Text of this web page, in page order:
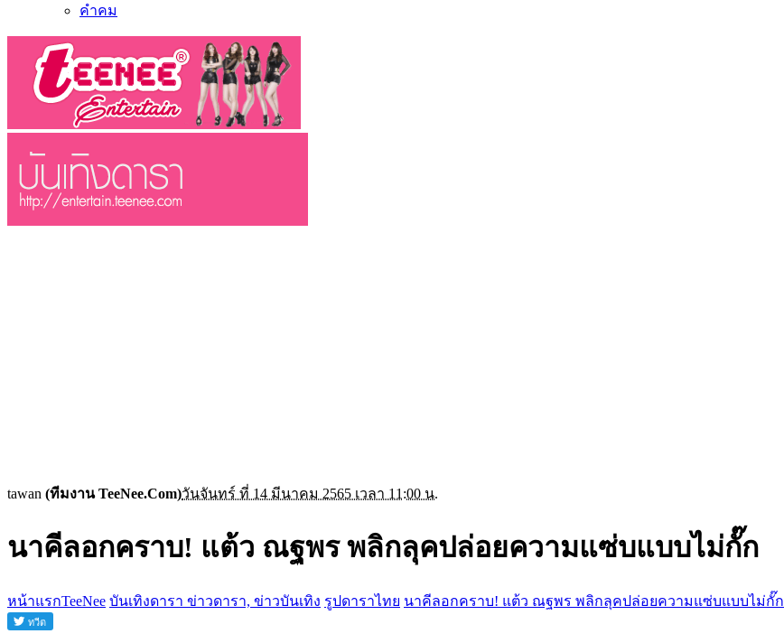
คำคม
tawan (ทีมงาน TeeNee.Com)วันจันทร์ ที่ 14 มีนาคม 2565 เวลา 11:00 น.
นาคีลอกคราบ! แต้ว ณฐพร พลิกลุคปล่อยความแซ่บแบบไม่กั๊ก
หน้าแรกTeeNee บันเทิงดารา ข่าวดารา, ข่าวบันเทิง รูปดาราไทย นาคีลอกคราบ! แต้ว ณฐพร พลิกลุคปล่อยความแซ่บแบบไม่กั๊ก